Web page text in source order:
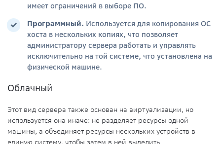
имеет ограничений в выборе ПО.
Программный. Используется для копирования ОС
хоста в нескольких копиях, что позволяет
администратору сервера работать и управлять
исключительно на той системе, что установлена на
физической машине.
Облачный
Этот вид сервера также основан на виртуализации, но
используется она иначе: не разделяет ресурсы одной
машины, а объединяет ресурсы нескольких устройств в
единую систему, чтобы затем в ней выделить